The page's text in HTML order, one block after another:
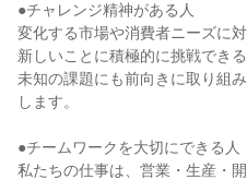
●チャレンジ精神がある人
変化する市場や消費者ニーズに対
新しいことに積極的に挑戦できる
未知の課題にも前向きに取り組
します。
●チームワークを大切にできる人
私たちの仕事は、営業・生産・